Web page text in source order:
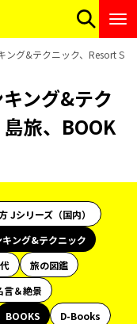
グ&テクニック、Resort
ング&テク
旅、BOOK
Jシリーズ（国内）
キング&テクニック
旅の図鑑
言＆絶景
BOOKS
D-Books